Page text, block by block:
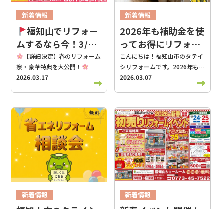
イブがてら、ぜひお気軽に遊び
にきてくださいね。 見どころ
2：ハズレなし！会場内もお楽
しみ特典が盛りだくさん♪ ショ
ールームの中に入ってからも、
ご家族で盛り上がれるイベント
をたくさんご用意しています。
【来場特典】サイコロチャレン
ジ！ サイコロを振って、出た目
場でプレゼント！運が良けれ
ば、あの「鼻セレブ」が当たっ
ちゃうかも…！？
特典】キッズエリアでプレゼン
ト！ 小さなお子様全員が挑戦で
きるサイコロチャレンジもご用
意！可愛いシールやブロック、
ル、ジュースなど、選べる景品
をたくさん準備してお待ちして
に来てもらったついでに、ちょ
っと駐車場のことも見ておい
て」と、お気軽にお声がけくだ
さい。私たちが窓口ひとつで家
の中も外もまとめて確認するの
で、お客様の打ち合わせの手間
が半分になります。 ② 福知山
の気候に合わせた、堅実な製品
選び 北近畿の冬の雪、梅雨の長
気候をよく知っています。カー
ポートひとつ選ぶのにも、派手
なデザインを競うのではなく、
「福知山の雪や風にしっかり耐
えられる、頑丈でコスパの良い
モデル」をプロの目線で正直に
ご提案します。 ③ スタッフの
手のネット通販や訪問販売のよ
うに、「誰が来るか分からな
何卒ご理解とご協力をお願い申
し上げます。 休業明けの5月7
日（木）より、通常通り営業い
たします。 今後とも変わらぬご
愛顧を賜りますよう、よろしく
お願い申し上げます。 ＊
———————————————————————————–
＊ リフォーム専門店【タテイシ
リフォーム】では、 北近畿を中
心に対応しております。 福知山
市 / 綾部市 / 舞鶴市 / / 京丹後
市 / 与謝野町 /丹波市 / リフォ
ームをご検討中の方は、 是非と
も一度ご来場・ご相談くださ
い！！ ＊
———————————————————————————–
＊
いるご家庭も多いはず。でも、
冬の間にフル稼働して頑張った
給湯器は、春になるとひょっこ
り不調が出やすくなるものなん
です。「最近、温度が安定しな
いな」「変な音がするかも？」
と感じたら、それは給湯器から
の「お疲れ様」のサインかもし
れません。 そこで活用したいの
が、国からの強力なサポート
「給湯省エネ2026事業」とい
う補助金です。 2. 最大17万
円！？2026年度の補助金リス
ト 今年の補助金は、最新の省エ
ネ機器に交換することで、驚く
ほどの手厚い支援が受けられま
す。 エコキュート（電気でお湯
を沸かす）：最大10万円 ハイ
ブリッド給湯機（ガスと電気を
新着情報
スタッフブログ
リフォーム役立ち情報
福知山でリフォー
ムするなら今！3/28
から「春のリフォー
ム祭」開催！
【詳細決定】春のリフォーム
祭・豪華特典を大公開！
皆
様、こんにちは！タテイシリフ
ォームで3/28よりお得な春の増
す！ 暖かくなって、住まいの汚
れや不便さが少しずつ気になり
始めるこの季節。「そろそろリ
フォームかな？」と考えている
皆様へ、背中をそっと、いえ、
ググッと押してしまうような
「超豪華な4日間」をお届けし
ます！
お楽しみその1：運試
し！特大サイコロに挑戦！ まず
はご来場いただくだけでもらえ
2026.03.17
新着情報
スタッフブログ
リフォーム役立ち情報
2026年も補助金を使
ってお得にリフォー
ムしませんか？
こんにちは！福知山市のタテイ
シリフォームです。2026年も、
おトクに住まいをアップデート
できるチャンスがやってきまし
た補助金制度が、今年も「住宅
省エネ2026キャンペーン」と
して継続されることが決定しま
した。 その中でも、特に還元率
が高く注目なのが、窓に特化し
た最強の補助金「先進的窓リノ
ベ2026事業」です。 今回は、
この補助金を使って「夏は涼し
く、冬は暖かい」理想の暮らし
を手に入れるためのポイントを
2026.03.07
新着情報
スタッフブログ
新着情報
スタッフブログ